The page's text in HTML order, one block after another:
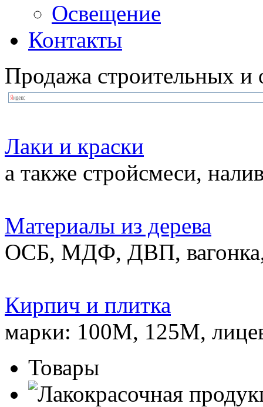
Освещение
Контакты
Продажа строительных и
Лаки и краски
а также стройсмеси,
Материалы из дерева
ОСБ, МДФ, ДВП,
Кирпич и плитка
марки: 100М, 125М,
Товары